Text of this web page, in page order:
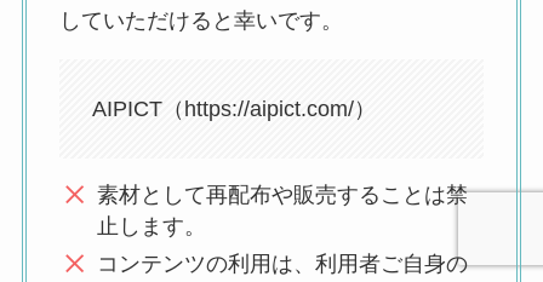
していただけると幸いです。
AIPICT（https://aipict.com/）
素材として再配布や販売することは禁
止します。
コンテンツの利用は、利用者ご自身の